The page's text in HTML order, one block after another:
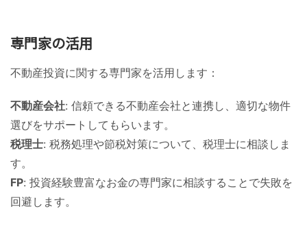
専門家の活用
不動産投資に関する専門家を活用します：
不動産会社: 信頼できる不動産会社と連携し、適切な物件
選びをサポートしてもらいます。
税理士: 税務処理や節税対策について、税理士に相談しま
す。
FP: 投資経験豊富なお金の専門家に相談することで失敗を
回避します。